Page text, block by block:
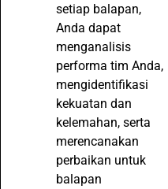
setiap balapan,
Anda dapat
menganalisis
performa tim Anda,
mengidentifikasi
kekuatan dan
kelemahan, serta
merencanakan
perbaikan untuk
balapan